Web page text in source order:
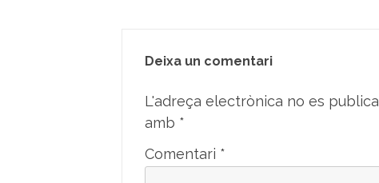
Deixa un comentari
L'adreça electrònica no es
amb *
Comentari *